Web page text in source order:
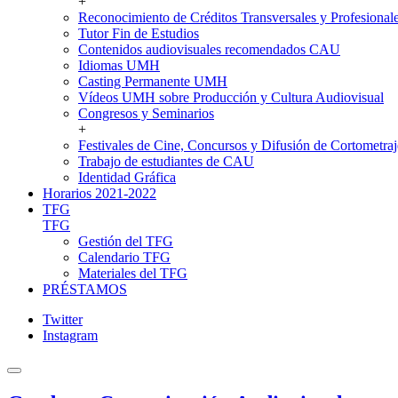
Reconocimiento de Créditos Transversales y
Tutor Fin de Estudios
Contenidos audiovisuales recomendados CAU
Idiomas UMH
Casting Permanente UMH
Vídeos UMH sobre Producción y Cultura Audiovisual
Congresos y Seminarios
+
Festivales de Cine, Concursos y Difusión de
Trabajo de estudiantes de CAU
Identidad Gráfica
Horarios 2021-2022
TFG
TFG
Gestión del TFG
Calendario TFG
Materiales del TFG
PRÉSTAMOS
Twitter
Instagram